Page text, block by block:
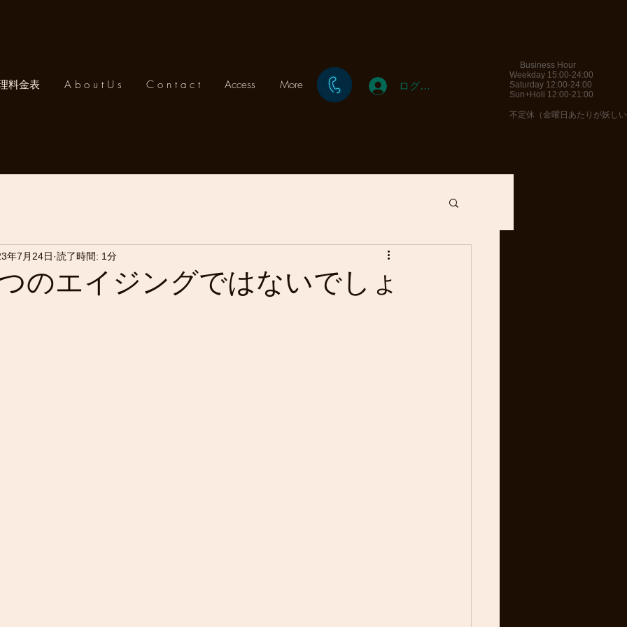
料金表 A b o u t U s C o n t a c t Access More ログイン
Business Hour
Weekday 15:00-24:00
Saturday 12:00-24:00
Sun+Holi 12:00-21:00
不定休（金曜日あたりが妖し
のエイジングではないでしょ
年7月24日 読了時間: 1分